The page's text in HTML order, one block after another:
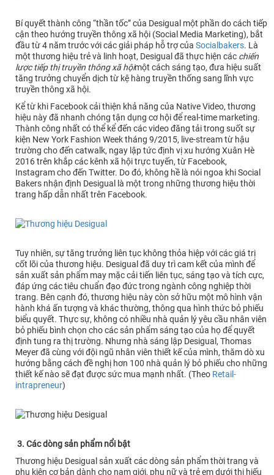
Bí quyết thành công “thần tốc” của Desigual một phần do cách tiếp
cận theo hướng truyền thông xã hội (Social Media Marketing), bắt
đầu từ 4 năm trước với các giải pháp hỗ trợ của Socialbakers. Là
một thương hiệu trẻ và linh hoạt, Desigual đã thực hiện các chiến
lược tiếp thị truyền thông xã hộimột cách sáng tạo, đưa hiệu suất
tăng trưởng chuyển dịch từ kệ hàng truyền thống sang lĩnh vực
truyền thông xã hội.
Kể từ khi Facebook cải thiện khả năng của Native Video, thương
hiệu này đã nhanh chóng tận dụng cơ hội để real-time marketing.
Thành công nhất có thể kể đến các video đăng tải trong suốt sự
kiện New York Fashion Week tháng 9/2015, live-stream từ hậu
trường cho đến catwalk, ngay lập tức định vị xu hướng Xuân Hè
2016 trên khắp các kênh xã hội trực tuyến, từ Facebook,
Instagram cho đến Twitter. Do đó, không hề là nói ngoa khi Social
Bakers nhận định Desigual là một trong những thương hiệu thời
trang hấp dẫn nhất trên Facebook.
Tuy nhiên, sự tăng trưởng liên tục không thỏa hiệp với các giá trị
cốt lõi của thương hiệu. Desigual đã duy trì cam kết của mình để
sản xuất sản phẩm may mặc cải tiến liên tục, sáng tạo và tích cực,
đáp ứng các tiêu chuẩn đạo đức trong ngành công nghiệp thời
trang. Bên cạnh đó, thương hiệu này còn sở hữu một mô hình vận
hành khá ấn tượng và khác thường, thông qua hình thức bỏ phiếu
biểu quyết. Thực sự, không có nhiều nhà quản lý yêu cầu nhân viên
bỏ phiếu bình chọn cho các sản phẩm sáng tạo của họ để quyết
định tung ra thị trường. Nhưng nhà sáng lập Desigual, Thomas
Meyer đã cùng với đội ngũ nhân viên thiết kế của mình, thăm dò xu
hướng bằng cách đề nghị hơn 100 nhà quản lý bỏ phiếu cho những
thiết kế nào sẽ đạt được sức mua mạnh nhất. (Theo Retail-
intrapreneur)
3. Các dòng sản phẩm nổi bật
Thương hiệu Desigual sản xuất các dòng sản phẩm thời trang và
phụ kiện cơ bản dành cho nam giới, phụ nữ và trẻ em dưới thị hiếu